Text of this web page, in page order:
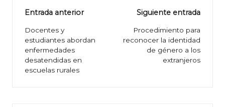
Navegación
de
entradas
Entrada anterior
Docentes y
estudiantes abordan
enfermedades
desatendidas en
escuelas rurales
Siguiente entrada
Procedimiento para
reconocer la identidad
de género a los
extranjeros